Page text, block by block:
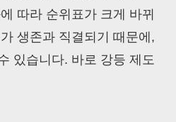
따라 순위표가 크게 바뀌
생존과 직결되기 때문에,
있습니다. 바로 강등 제도